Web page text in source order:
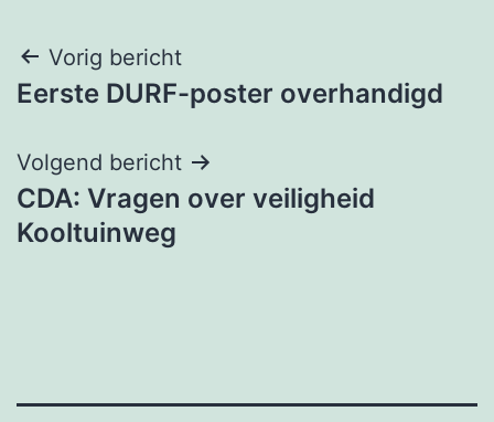
Bericht
navigatie
Vorig bericht
Eerste DURF-poster overhandigd
Volgend bericht
CDA: Vragen over veiligheid
Kooltuinweg